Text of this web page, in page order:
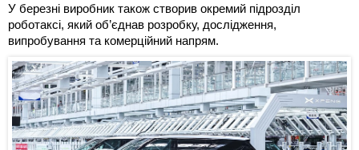
У березні виробник також створив окремий підрозділ
роботаксі, який об’єднав розробку, дослідження,
випробування та комерційний напрям.